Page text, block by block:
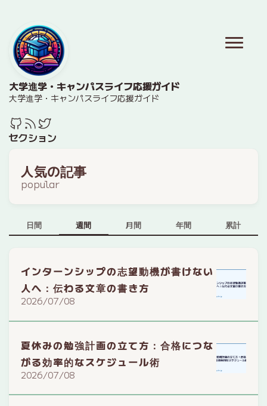
大学進学・キャンパスライフ応援ガイド
大学進学・キャンパスライフ応援ガイド
セクション
人気の記事
popular
日間 週間 月間 年間 累計
インターンシップの志望動機が書けない
人へ：伝わる文章の書き方
2026/07/08
夏休みの勉強計画の立て方：合格につな
がる効率的なスケジュール術
2026/07/08